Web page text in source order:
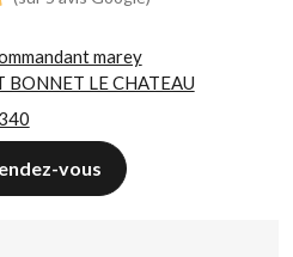
marey
BONNET LE CHATEAU
vous